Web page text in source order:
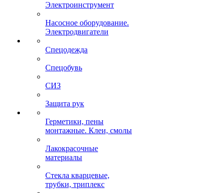
Электроинструмент
Насосное оборудование.
Электродвигатели
Спецодежда
Спецобувь
СИЗ
Защита рук
Герметики, пены
монтажные. Клеи, смолы
Лакокрасочные
материалы
Стекла кварцевые,
трубки, триплекс